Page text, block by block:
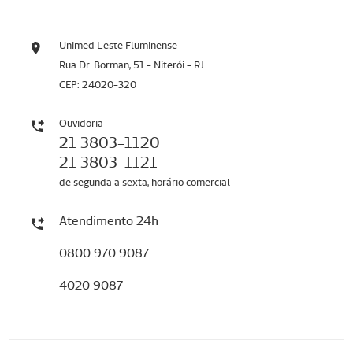
Unimed Leste Fluminense
Rua Dr. Borman, 51 - Niterói - RJ
CEP: 24020-320
Ouvidoria
21 3803-1120
21 3803-1121
de segunda a sexta, horário comercial
Atendimento 24h
0800 970 9087
4020 9087